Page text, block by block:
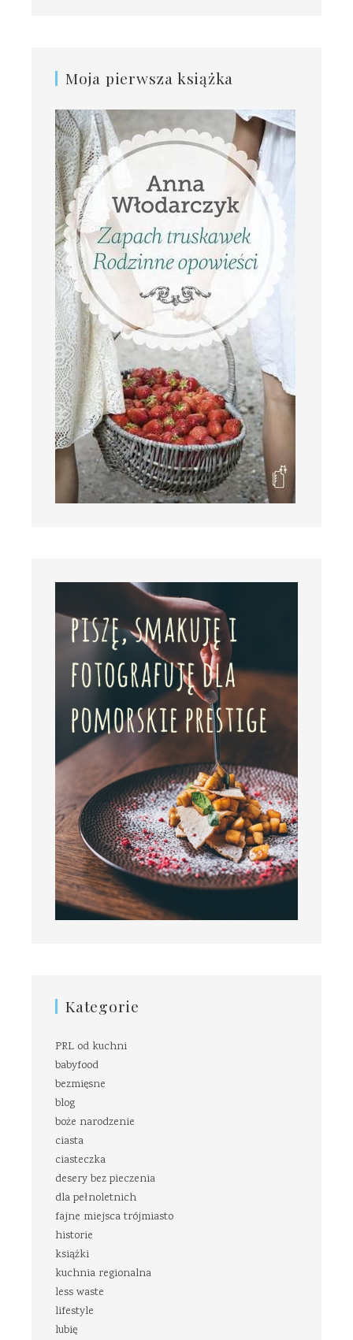
Moja pierwsza książka
Kategorie
PRL od kuchni
babyfood
bezmięsne
blog
boże narodzenie
ciasta
ciasteczka
desery bez pieczenia
dla pełnoletnich
fajne miejsca trójmiasto
historie
książki
kuchnia regionalna
less waste
lifestyle
lubię